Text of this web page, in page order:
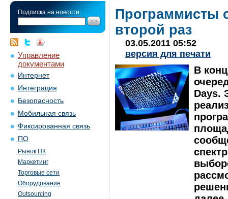
Подписка на новости:
Управление
документами
Интернет
Интеграция
Безопасность
Мобильная связь
Фиксированная связь
ПО
Рынок ПК
Маркетинг
Торговые сети
Оборудование
Outsourcing
Программисты
второй раз
03.05.2011 05:52
версия для печати
В
Days.